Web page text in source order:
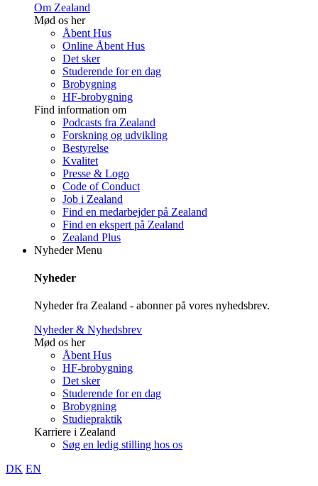
Om Zealand
Mød os her
Åbent Hus
Online Åbent Hus
Det sker
Studerende for en dag
Brobygning
HF-brobygning
Find information om
Podcasts fra Zealand
Forskning og udvikling
Bestyrelse
Kvalitet
Presse & Logo
Code of Conduct
Job i Zealand
Find en medarbejder på Zealand
Find en ekspert på Zealand
Zealand Plus
Nyheder Menu
Nyheder
Nyheder fra Zealand - abonner på vores nyhedsbrev.
Nyheder & Nyhedsbrev
Mød os her
Åbent Hus
HF-brobygning
Det sker
Studerende for en dag
Brobygning
Studiepraktik
Karriere i Zealand
Søg en ledig stilling hos os
DK EN